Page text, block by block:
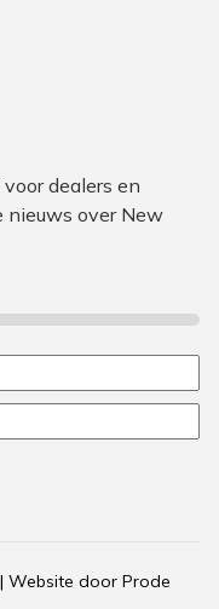
dealers en
nieuws over New
| Website door Prode